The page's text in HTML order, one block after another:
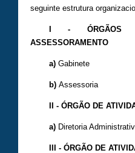
seguinte estrutura
I - ÓRGÃOS
ASSESSORAMENTO
a)Gabinete
b)Assessoria
II - ÓRGÃO DE
a)Diretoria
III - ÓRGÃO DE